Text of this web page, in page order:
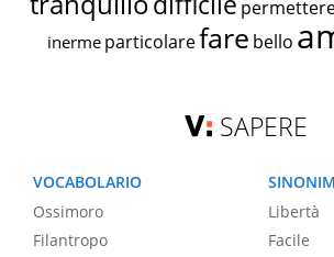
inerme particolarefare bello
SAPERE
VOCABOLARIO
Ossimoro
Filantropo
Libertà
Facile